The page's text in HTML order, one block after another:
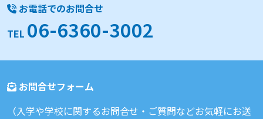
お電話でのお問合せ
TEL 06-6360-3002
お問合せフォーム
（入学や学校に関するお問合せ・ご質問などお気軽にお送